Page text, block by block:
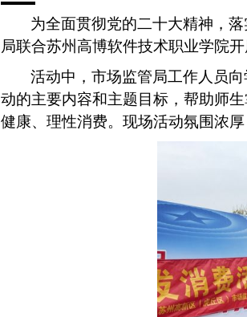
为全面贯彻党的二十大精神，
局联合苏州高博软件技术职业学院
活动中，市场监管局工作人员
动的主要内容和主题目标，帮助师
健康、理性消费。 现场活动氛围浓